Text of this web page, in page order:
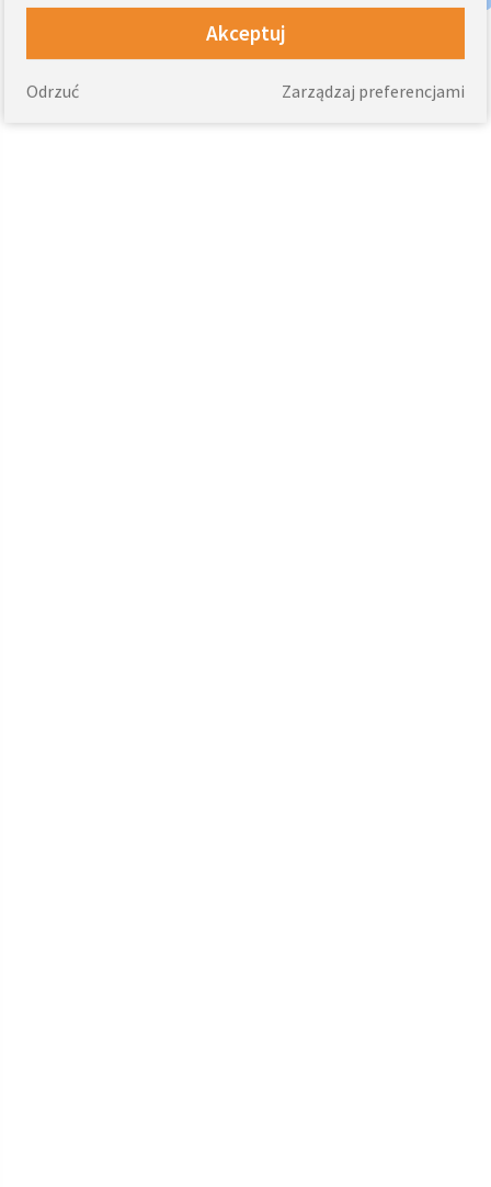
Akceptuj
Zarządzaj preferencjami
Odrzuć